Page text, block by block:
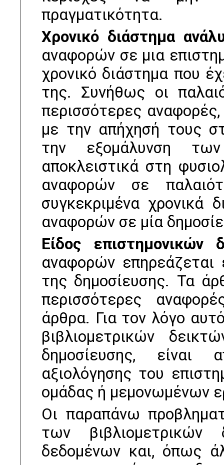
πραγµατικότητα.
Χρονικό διάστηµα
αναφορών σε µια
χρονικό διάστηµα που
της. Συνήθως οι
περισσότερες
µε την απήχησή τους
την εξοµάλυνση
αποκλειστικά στη
αναφορών σε
συγκεκριµένα χρονικά
αναφορών σε µία
Είδος επιστηµονικών
αναφορών επηρεάζεται
της δηµοσίευσης. Τα
περισσότερες
άρθρα. Για τον λόγο
βιβλιοµετρικών
δηµοσίευσης, είναι
αξιολόγησης του
οµάδας ή µεµονωµένων
Οι παραπάνω
των
δεδομένων και, όπως